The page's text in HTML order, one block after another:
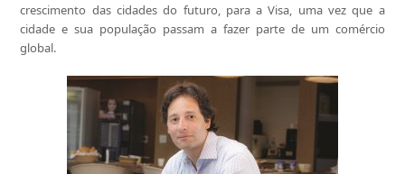
crescimento das cidades do futuro, para a Visa, uma vez que a
cidade e sua população passam a fazer parte de um comércio
global.